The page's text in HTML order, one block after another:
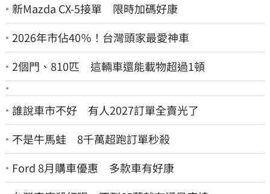
新Mazda CX-5接單 限時加碼好康
2026年市佔40％！台灣頭家最愛神車
2個門、810匹 這輛車還能載物超過1頓
誰說車市不好 有人2027訂單全賣光了
不是牛馬蛙 8千萬超跑訂單秒殺
Ford 8月購車優惠 多款車有好康